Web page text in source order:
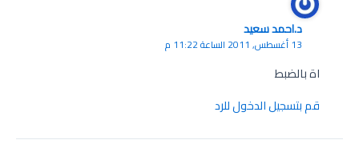
د.احمد سعيد
13 أغسطس, 2011 الساعة 11:22 م
اة بالضبط
قم بتسجيل الدخول للرد